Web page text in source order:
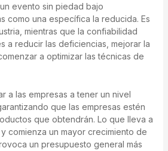
evento sin piedad bajo
como una específica la reducida. Es
mientras que la confiabilidad
a reducir las deficiencias, mejorar la
a optimizar las técnicas de
a las empresas a tener un nivel
que las empresas estén
que obtendrán. Lo que lleva a
comienza un mayor crecimiento de
un presupuesto general más